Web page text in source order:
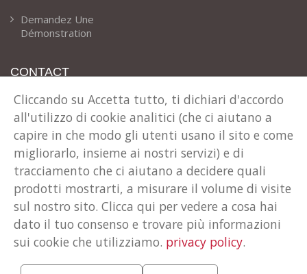
Demandez Une
Démonstration
CONTACT
Notre Adresse
Via T. Claudio 41 Cles (TN) Italie
Téléphone
+39 0463 600024
E-Mail
info@rent-all.it
COPYRIGHT © 2026 TECNOSOFT INFORMATICA S.R.L.
Cliccando su Accetta tutto, ti dichiari d'accordo
all'utilizzo di cookie analitici (che ci aiutano a
capire in che modo gli utenti usano il sito e come
migliorarlo, insieme ai nostri servizi) e di
tracciamento che ci aiutano a decidere quali
prodotti mostrarti, a misurare il volume di visite
sul nostro sito. Clicca qui per vedere a cosa hai
dato il tuo consenso e trovare più informazioni
sui cookie che utilizziamo. privacy policy.